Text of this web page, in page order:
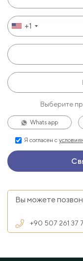
+1
Выберите
Whats app
Я согласен с
Вы можете
+90 507 261 37